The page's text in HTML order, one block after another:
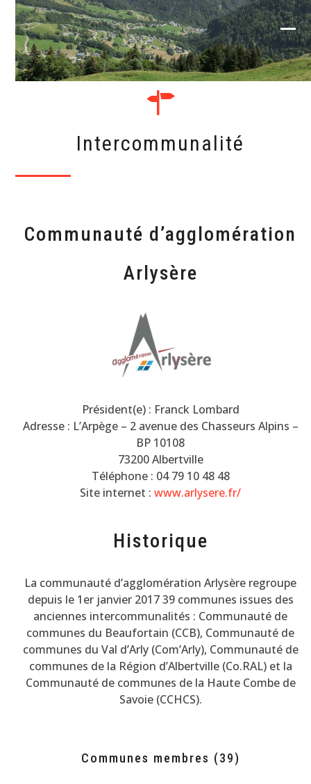
Skip
content
Intercommunalité
Communauté d’agglomération
Arlysère
Président(e) : Franck Lombard
Adresse : L’Arpège – 2 avenue des Chasseurs Alpins –
BP 10108
73200 Albertville
Téléphone : 04 79 10 48 48
Site internet :www.arlysere.fr/
Historique
La communauté d’agglomération Arlysère regroupe
depuis le 1er janvier 2017 39 communes issues des
anciennes intercommunalités : Communauté de
communes du Beaufortain (CCB), Communauté de
communes du Val d’Arly (Com’Arly), Communauté de
communes de la Région d’Albertville (Co.RAL) et la
Communauté de communes de la Haute Combe de
Savoie (CCHCS).
Communes membres (39)